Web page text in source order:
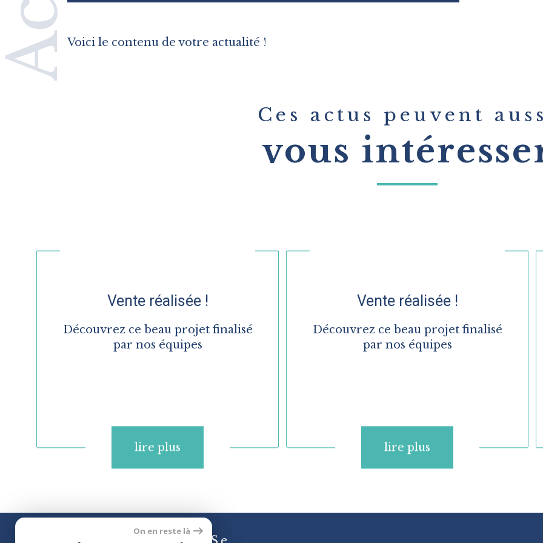
Voici le contenu de votre actualité !
Ces actus peuvent
vous
Vente réalisée !
Découvrez ce beau projet finalisé
par nos équipes
lire plus
Vente réalisée !
Découvrez ce beau projet finalisé
par nos équipes
lire plus
On en reste là